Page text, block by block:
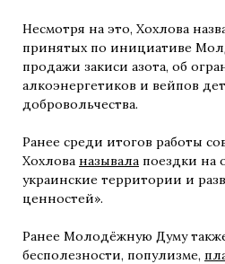
Несмотря на это, Хохлова
принятых по инициативе
продажи закиси азота, об
алкоэнергетиков и вейпов
добровольчества.
Ранее среди итогов работы
Хохлова называла поездки на
украинские территории и
ценностей».
Ранее Молодёжную Думу
бесполезности, популизме,